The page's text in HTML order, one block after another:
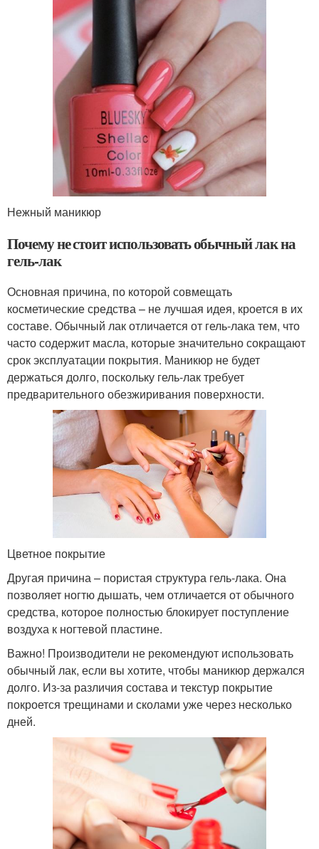
Нежный маникюр
Почему не стоит использовать обычный лак на
гель-лак
Основная причина, по которой совмещать
косметические средства – не лучшая идея, кроется в их
составе. Обычный лак отличается от гель-лака тем, что
часто содержит масла, которые значительно сокращают
срок эксплуатации покрытия. Маникюр не будет
держаться долго, поскольку гель-лак требует
предварительного обезжиривания поверхности.
Цветное покрытие
Другая причина – пористая структура гель-лака. Она
позволяет ногтю дышать, чем отличается от обычного
средства, которое полностью блокирует поступление
воздуха к ногтевой пластине.
Важно! Производители не рекомендуют использовать
обычный лак, если вы хотите, чтобы маникюр держался
долго. Из-за различия состава и текстур покрытие
покроется трещинами и сколами уже через несколько
дней.